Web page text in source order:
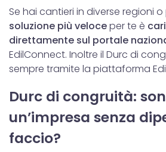
Se hai cantieri in diverse regioni
soluzione più veloceper te è
direttamente sul portale
EdilConnect. Inoltre il Durc di
sempre tramite la piattaforma
Durc di congruità:
un’impresa senza
faccio?